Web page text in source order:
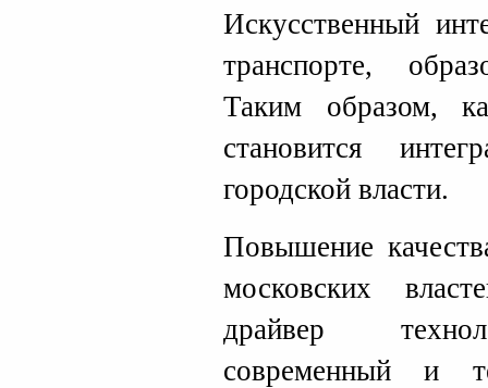
Искусственный
транспорте,
Таким образом,
становится
городской власти.
Повышение
московских
драйвер
современный и